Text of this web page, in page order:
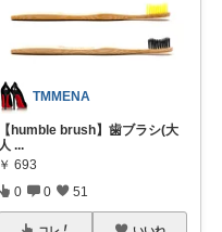
TMMENA
【humble brush】歯ブラシ(大
人 ...
￥ 693
0 0 51
コレ いいね